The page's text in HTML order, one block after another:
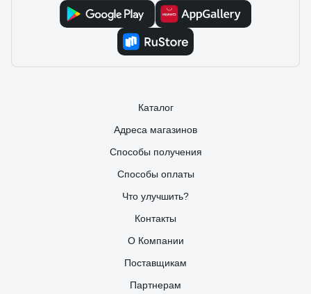
Каталог
Адреса магазинов
Способы получения
Способы оплаты
Что улучшить?
Контакты
О Компании
Поставщикам
Партнерам